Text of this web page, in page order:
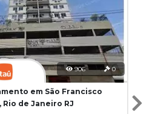
906 0
em São Francisco
Rio de Janeiro RJ